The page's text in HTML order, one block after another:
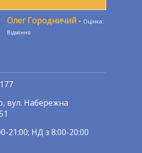
Олег Городничий - Оцінка:
Відмінно
вул. Набережна
21:00; НД з 8:00-20:00